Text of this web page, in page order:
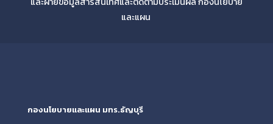
และแผน
กองนโยบายและแผน มทร.ธัญบุรี